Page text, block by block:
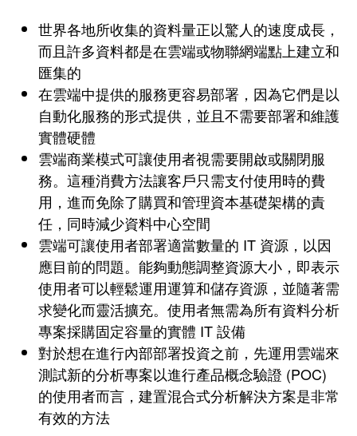
世界各地所收集的資料量正以驚人的速度成長，
而且許多資料都是在雲端或物聯網端點上建立和
匯集的
在雲端中提供的服務更容易部署，因為它們是以
自動化服務的形式提供，並且不需要部署和維護
實體硬體
雲端商業模式可讓使用者視需要開啟或關閉服
務。這種消費方法讓客戶只需支付使用時的費
用，進而免除了購買和管理資本基礎架構的責
任，同時減少資料中心空間
雲端可讓使用者部署適當數量的 IT 資源，以因
應目前的問題。能夠動態調整資源大小，即表示
使用者可以輕鬆運用運算和儲存資源，並隨著需
求變化而靈活擴充。使用者無需為所有資料分析
專案採購固定容量的實體 IT 設備
對於想在進行內部部署投資之前，先運用雲端來
測試新的分析專案以進行產品概念驗證 (POC)
的使用者而言，建置混合式分析解決方案是非常
有效的方法